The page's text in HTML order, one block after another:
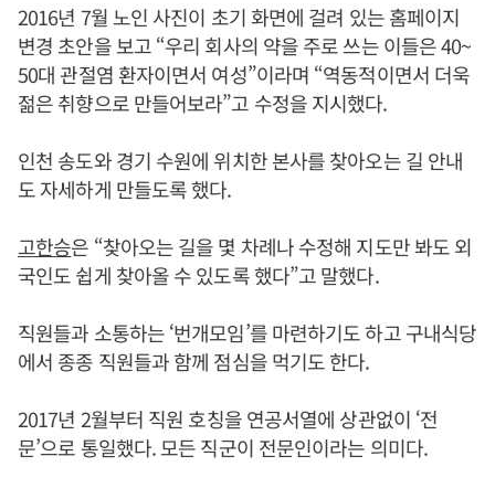
2016년 7월 노인 사진이 초기 화면에 걸려 있는 홈페이지
변경 초안을 보고 “우리 회사의 약을 주로 쓰는 이들은 40~
50대 관절염 환자이면서 여성”이라며 “역동적이면서 더욱
젊은 취향으로 만들어보라”고 수정을 지시했다.
인천 송도와 경기 수원에 위치한 본사를 찾아오는 길 안내
도 자세하게 만들도록 했다.
고한승은 “찾아오는 길을 몇 차례나 수정해 지도만 봐도 외
국인도 쉽게 찾아올 수 있도록 했다”고 말했다.
직원들과 소통하는 ‘번개모임’를 마련하기도 하고 구내식당
에서 종종 직원들과 함께 점심을 먹기도 한다.
2017년 2월부터 직원 호칭을 연공서열에 상관없이 ‘전
문’으로 통일했다. 모든 직군이 전문인이라는 의미다.